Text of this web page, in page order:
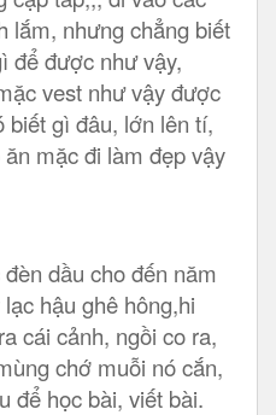
lắm, nhưng chẳng biết
để được như vậy,
vest như vậy được
biết gì đâu, lớn lên tí,
mặc đi làm đẹp vậy
dầu cho đến năm
hậu ghê hông,hi
cái cảnh, ngồi co ra,
chớ muỗi nó cắn,
để học bài, viết bài.